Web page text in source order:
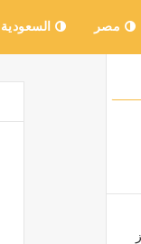
مصر السعودية